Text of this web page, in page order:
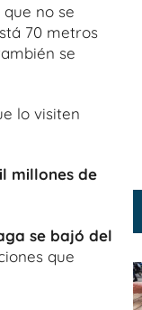
que no se
70 metros
se
lo visiten
millones de
se bajó del
que